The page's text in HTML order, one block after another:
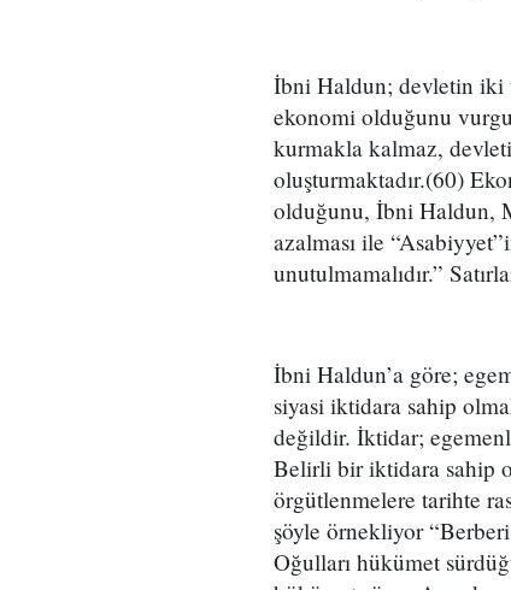
İbni Haldun; devletin iki
ekonomi olduğunu
kurmakla kalmaz,
oluşturmaktadır.(60)
olduğunu, İbni Haldun,
azalması ile
unutulmamalıdır.”
İbni Haldun’a göre;
siyasi iktidara sahip
değildir. İktidar;
Belirli bir iktidara sahip
örgütlenmelere tarihte
şöyle örnekliyor
Oğulları hükümet